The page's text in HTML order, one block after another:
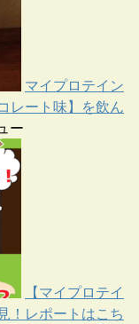
マイプロテイン
レート味】を飲ん
ー
【マイプロテイ
！レポートはこち